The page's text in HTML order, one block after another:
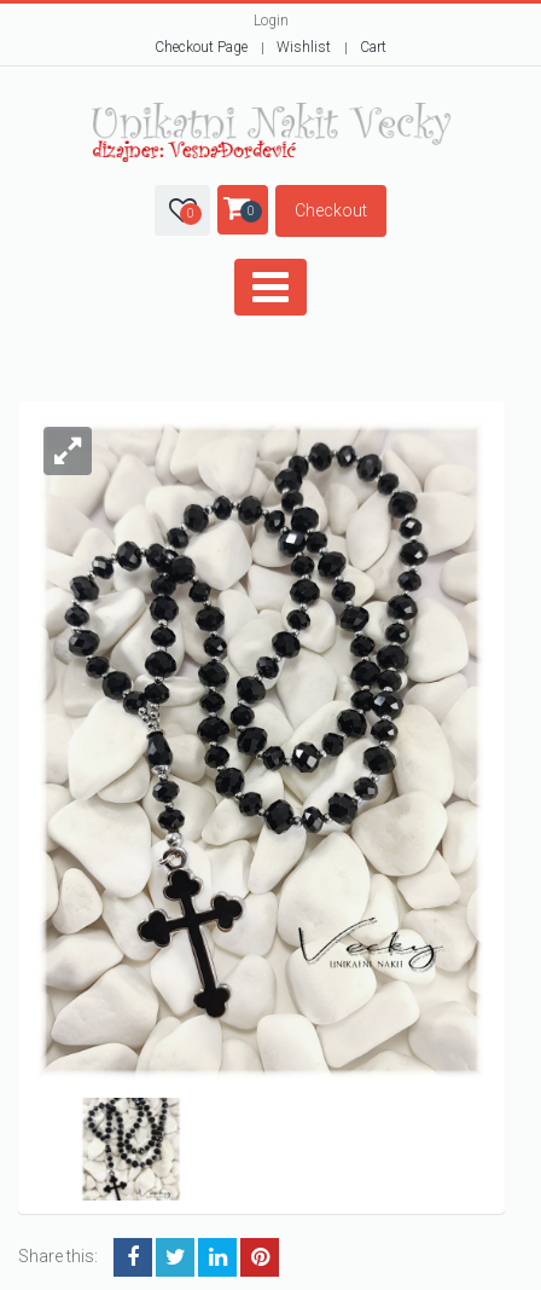
Login
Checkout Page
Wishlist Cart
0 0 Checkout
Share this: